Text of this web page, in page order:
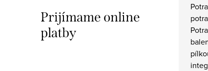
Prijímame online
platby